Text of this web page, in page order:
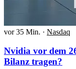
vor 35 Min. · Nasdaq
Nvidia vor dem
Bilanz tragen?